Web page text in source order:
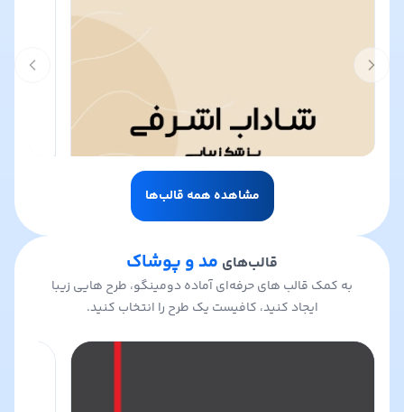
Previous slide
slide
مشاهده همه قالب‌ها
قالب‌های مد و پوشاک
به کمک قالب های حرفه‌ای آماده دومینگو، طرح هایی زیبا
ایجاد کنید، کافیست یک طرح را انتخاب کنید.